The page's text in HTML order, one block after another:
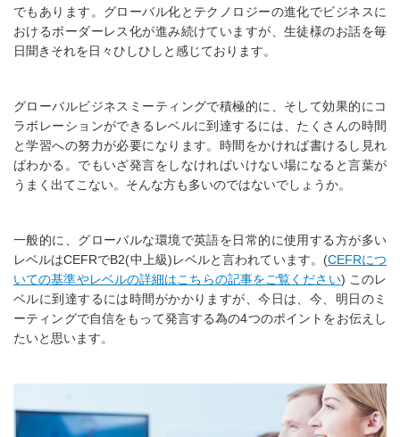
でもあります。グローバル化とテクノロジーの進化でビジネスに
おけるボーダーレス化が進み続けていますが、生徒様のお話を毎
日聞きそれを日々ひしひしと感じております。
グローバルビジネスミーティングで積極的に、そして効果的にコ
ラボレーションができるレベルに到達するには、たくさんの時間
と学習への努力が必要になります。時間をかければ書けるし見れ
ばわかる。でもいざ発言をしなければいけない場になると言葉が
うまく出てこない。そんな方も多いのではないでしょうか。
一般的に、グローバルな環境で英語を日常的に使用する方が多い
レベルはCEFRでB2(中上級)レベルと言われています。(CEFRにつ
いての基準やレベルの詳細はこちらの記事をご覧ください) このレ
ベルに到達するには時間がかかりますが、今日は、今、明日のミ
ーティングで自信をもって発言する為の4つのポイントをお伝えし
たいと思います。